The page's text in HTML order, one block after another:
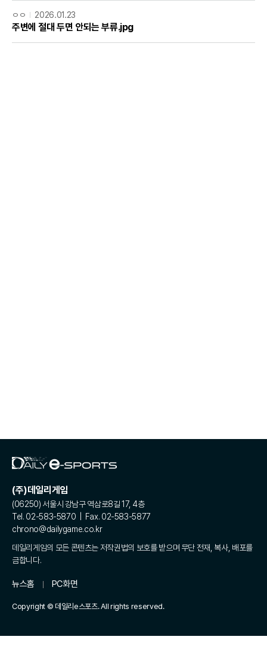
ㅇㅇ 2026.01.23
주변에 절대 두면 안되는 부류.jpg
(주)데일리게임
(06250) 서울시 강남구 역삼로8길 17, 4층
Tel. 02-583-5870 | Fax. 02-583-5877
chrono@dailygame.co.kr
데일리게임의 모든 콘텐츠는 저작권법의 보호를 받으며 무단 전재, 복사, 배포를
금합니다.
뉴스홈 PC화면
Copyright © 데일리e스포츠. All rights reserved.